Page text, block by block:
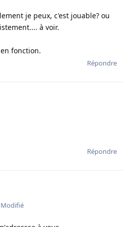
je peux, c'est jouable? ou
à voir.
fonction.
Répondre
Répondre
Modifié